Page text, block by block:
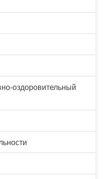
оздоровительный